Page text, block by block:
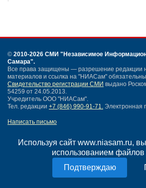
Используя сайт www.niasam.ru,
использованием файлов
© 2010-2026 СМИ "Независимое
Самара".
Все права защищены — разрешение редакции
материалов и ссылка на "НИАСам"
Свидетельство регистрации СМИ выдано
54259 от 24.05.2013.
Учредитель ООО "НИАСам".
Тел. редакции +7 (846) 990-91-71. Электронная
Написать письмо
Нашли ошибку?
Политика конфиденциальности